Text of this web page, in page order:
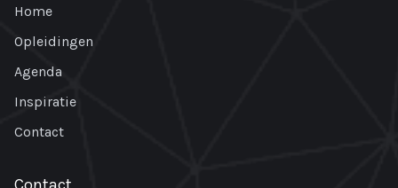
Home
Opleidingen
Agenda
Inspiratie
Contact